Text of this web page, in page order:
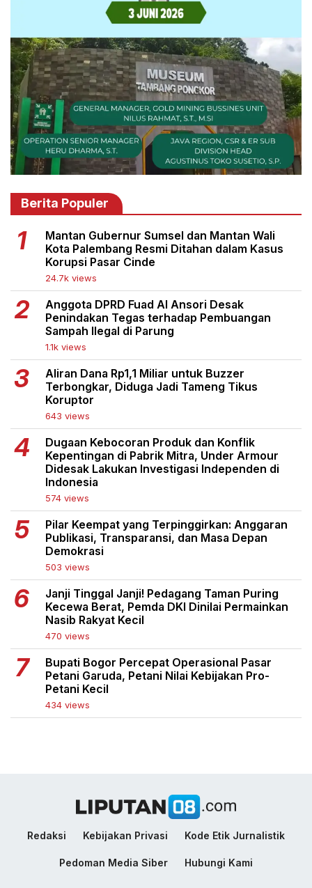
Berita Populer
Mantan Gubernur Sumsel dan Mantan Wali
Kota Palembang Resmi Ditahan dalam Kasus
Korupsi Pasar Cinde
24.7k views
Anggota DPRD Fuad Al Ansori Desak
Penindakan Tegas terhadap Pembuangan
Sampah Ilegal di Parung
1.1k views
Aliran Dana Rp1,1 Miliar untuk Buzzer
Terbongkar, Diduga Jadi Tameng Tikus
Koruptor
643 views
Dugaan Kebocoran Produk dan Konflik
Kepentingan di Pabrik Mitra, Under Armour
Didesak Lakukan Investigasi Independen di
Indonesia
574 views
Pilar Keempat yang Terpinggirkan: Anggaran
Publikasi, Transparansi, dan Masa Depan
Demokrasi
503 views
Janji Tinggal Janji! Pedagang Taman Puring
Kecewa Berat, Pemda DKI Dinilai Permainkan
Nasib Rakyat Kecil
470 views
Bupati Bogor Percepat Operasional Pasar
Petani Garuda, Petani Nilai Kebijakan Pro-
Petani Kecil
434 views
Redaksi Kebijakan Privasi Kode Etik Jurnalistik
Pedoman Media Siber Hubungi Kami